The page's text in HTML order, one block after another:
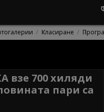
Класиране
взе 700 хиляди
пари са